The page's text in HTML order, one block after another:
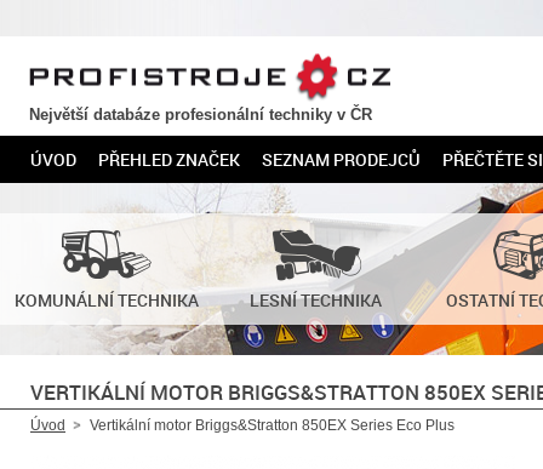
PROFISTROJE.CZ
Největší databáze profesionální techniky v ČR
ÚVOD PŘEHLED ZNAČEK SEZNAM PRODEJCŮ PŘEČTĚTE SI
KOMUNÁLNÍ TECHNIKA LESNÍ TECHNIKA OSTATNÍ
VERTIKÁLNÍ MOTOR BRIGGS&STRATTON 850EX
Úvod Vertikální motor Briggs&Stratton 850EX Series Eco Plus